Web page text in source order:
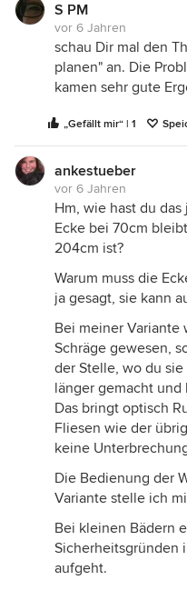
S PM
vor 6 Jahren
schau Dir mal den
planen" an. Die
kamen sehr gute
„Gefällt mir“ | 1
ankestueber
vor 6 Jahren
Hm, wie hast du
Ecke bei 70cm
204cm ist?
Warum muss die
ja gesagt, sie kann
Bei meiner Variante
Schräge gewesen,
der Stelle, wo du
länger gemacht
Das bringt optisch
Fliesen wie der
keine
Die Bedienung der
Variante stelle ich
Bei kleinen Bädern
Sicherheitsgründen
aufgeht.